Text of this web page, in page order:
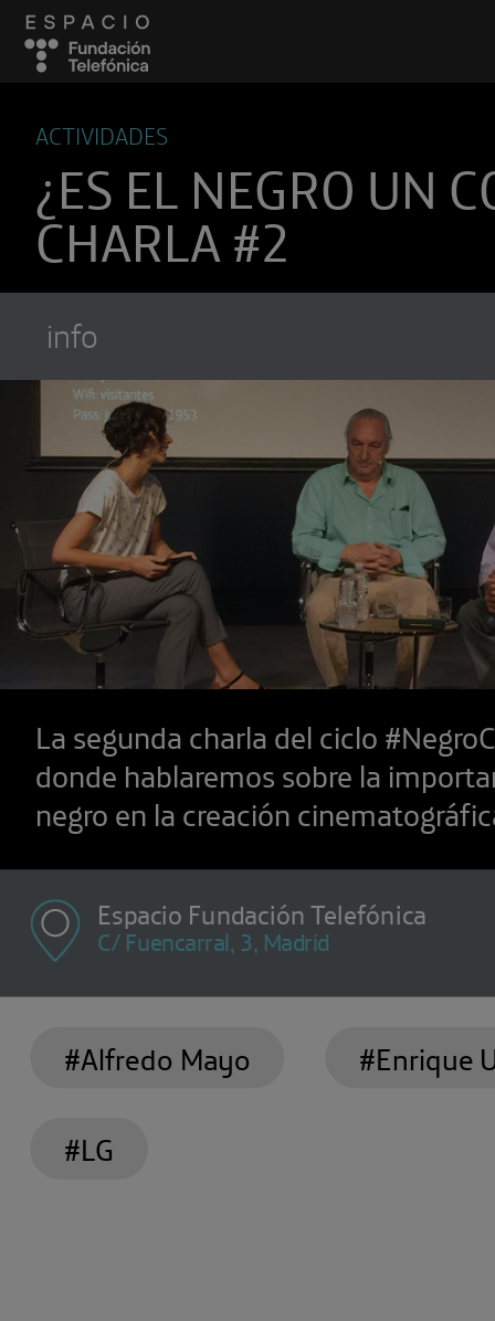
ACTIVIDADES
¿ES EL NEGRO UN
CHARLA #2
info
La segunda charla del ciclo
donde hablaremos sobre la
negro en la creación
Espacio Fundación Telefónica
C/ Fuencarral, 3, Madrid
#Alfredo Mayo #Enrique
#LG